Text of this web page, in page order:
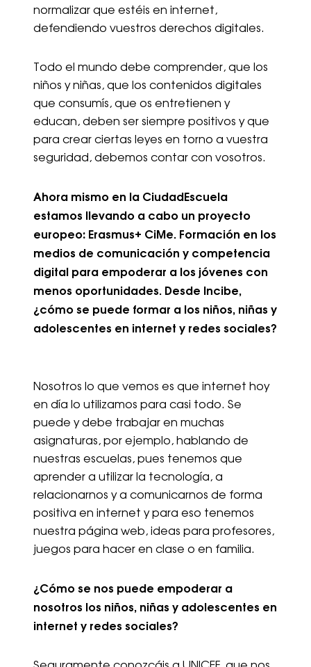
normalizar que estéis en internet,
defendiendo vuestros derechos digitales.
Todo el mundo debe comprender, que los
niños y niñas, que los contenidos digitales
que consumís, que os entretienen y
educan, deben ser siempre positivos y que
para crear ciertas leyes en torno a vuestra
seguridad, debemos contar con vosotros.
Ahora mismo en la CiudadEscuela
estamos llevando a cabo un proyecto
europeo: Erasmus+ CiMe. Formación en los
medios de comunicación y competencia
digital para empoderar a los jóvenes con
menos oportunidades. Desde Incibe,
¿cómo se puede formar a los niños, niñas y
adolescentes en internet y redes sociales?
Nosotros lo que vemos es que internet hoy
en día lo utilizamos para casi todo. Se
puede y debe trabajar en muchas
asignaturas, por ejemplo, hablando de
nuestras escuelas, pues tenemos que
aprender a utilizar la tecnología, a
relacionarnos y a comunicarnos de forma
positiva en internet y para eso tenemos
nuestra página web, ideas para profesores,
juegos para hacer en clase o en familia.
¿Cómo se nos puede empoderar a
nosotros los niños, niñas y adolescentes en
internet y redes sociales?